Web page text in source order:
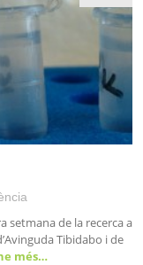
setmana de la recerca a
Tibidabo i de
més…